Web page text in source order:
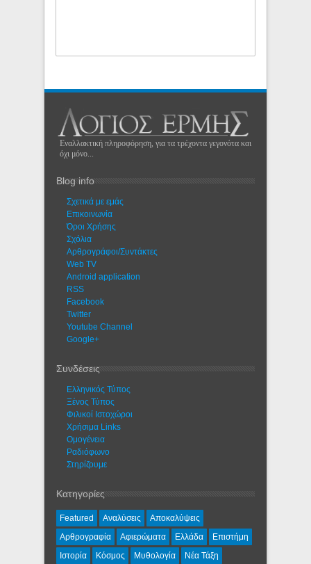
Εναλλακτική πληροφόρηση, για τα τρέχοντα γεγονότα και
όχι μόνο...
Blog info
Σχετικά με εμάς
Eπικοινωνία
Όροι Χρήσης
Σχόλια
Αρθρογράφοι/Συντάκτες
Web TV
Android application
RSS
Facebook
Twitter
Youtube Channel
Google+
Συνδέσεις
Ελληνικός Τύπος
Ξένος Τύπος
Φιλικοί Ιστοχώροι
Χρήσιμα Links
Ομογένεια
Ραδιόφωνο
Στηρίζουμε
Κατηγορίες
Featured Αναλύσεις
Αποκαλύψεις
Αρθρογραφία
Αφιερώματα Ελλάδα
Επιστήμη
Ιστορία
Κόσμος Μυθολογία Νέα Τάξη